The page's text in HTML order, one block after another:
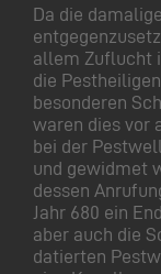
Da die
allem Zuflucht
die
besonderen
waren dies vor
bei der
und gewidmet
dessen
Jahr 680 ein
aber auch die
datierten